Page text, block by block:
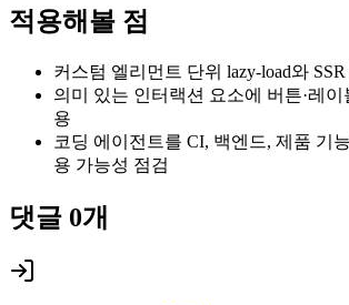
적용해볼 점
커스텀 엘리먼트 단위 lazy-load와
의미 있는 인터랙션 요소에 버튼·레이
용
코딩 에이전트를 CI, 백엔드, 제품 기
용 가능성 점검
댓글 0개